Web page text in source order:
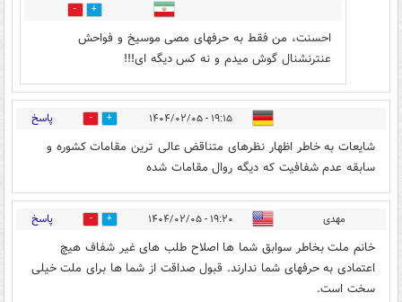
0
احسنت، من فقط به حرفهای مصی موسیخ و فواحش
عنترنشنال گوش میدم و نه کس دیگه ای!!!
۱۹:۱۵ - ۱۴۰۴/۰۲/۰۵ 3 پاسخ
شایعات به خاطر اظهار نظرهای متناقض عالی ترین مقامات کشوره و
سابقه عدم شفافیت که دیگه روال مقامات شده
مهدی ۱۹:۲۰ - ۱۴۰۴/۰۲/۰۵ 2 پاسخ
خانم ملت بخاطر سوابق شما ها اصلاح طلب های غیر شفاف هیچ
اعتمادی به حرفهای شما ندارند. قبول صداقت از شما ها برای ملت خیلی
سخت است.